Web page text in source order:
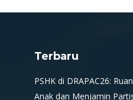
Terbaru
PSHK di DRAPAC26:
Anak dan Menjamin